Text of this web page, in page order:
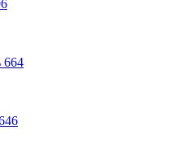
664